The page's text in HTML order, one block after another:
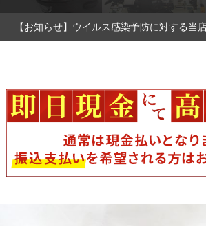
【お知らせ】ウイルス感染予防に対する当